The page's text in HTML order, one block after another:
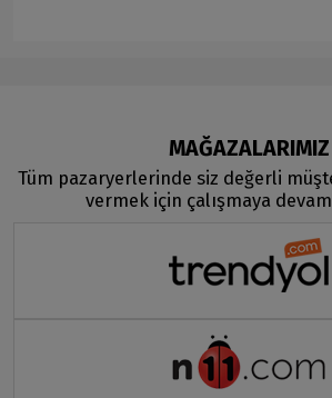
MAĞAZALARIMIZ
Tüm pazaryerlerinde siz değerli
vermek için çalışmaya